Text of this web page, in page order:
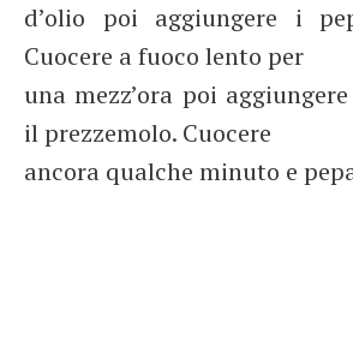
d’olio poi aggiungere i
Cuocere a fuoco lento per
una mezz’ora poi
il prezzemolo. Cuocere
ancora qualche minuto e